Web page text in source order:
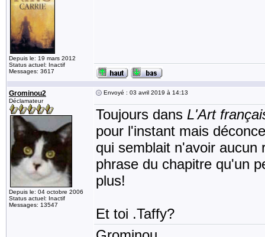
Depuis le: 19 mars 2012
Status actuel: Inactif
Messages: 3617
Grominou2
Déclamateur
Depuis le: 04 octobre 2006
Status actuel: Inactif
Messages: 13547
Envoyé : 03 avril 2019 à 14:13
Toujours dans L'Art
pour l'instant mais
qui semblait n'avoir
phrase du chapitre qu'un
plus!
Et toi .Taffy?